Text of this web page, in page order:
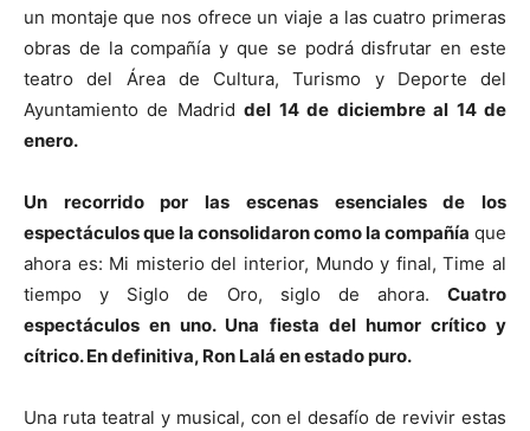
un montaje que nos ofrece un viaje a las cuatro primeras
obras de la compañía y que se podrá disfrutar en este
teatro del Área de Cultura, Turismo y Deporte del
Ayuntamiento de Madriddel 14 de diciembre al 14 de
enero.
Un recorrido por las escenas esenciales de los
espectáculos que la consolidaron como la compañía que
ahora es: Mi misterio del interior, Mundo y final, Time al
tiempo y Siglo de Oro, siglo de ahora. Cuatro
espectáculos en uno. Una fiesta del humor crítico y
cítrico. En definitiva, Ron Lalá en estado puro.
Una ruta teatral y musical, con el desafío de revivir estas